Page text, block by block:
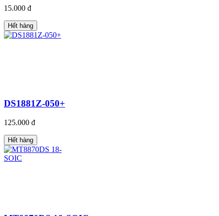
15.000 đ
Hết hàng
DS1881Z-050+
125.000 đ
Hết hàng